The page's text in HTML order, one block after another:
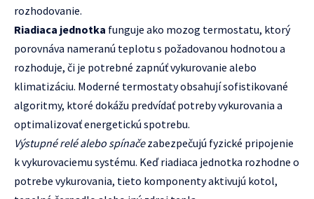
rozhodovanie.
Riadiaca jednotka funguje ako mozog termostatu, ktorý
porovnáva nameranú teplotu s požadovanou hodnotou a
rozhoduje, či je potrebné zapnúť vykurovanie alebo
klimatizáciu. Moderné termostaty obsahují sofistikované
algoritmy, ktoré dokážu predvídať potreby vykurovania a
optimalizovať energetickú spotrebu.
Výstupné relé alebo spínačezabezpečujú fyzické pripojenie
k vykurovaciemu systému. Keď riadiaca jednotka rozhodne o
potrebe vykurovania, tieto komponenty aktivujú kotol,